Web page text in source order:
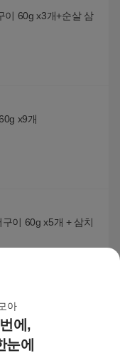
아
에,
에
이 60g x3개+순살 삼
x9개
이 60g x5개 + 삼치
60g x9개(냉동)